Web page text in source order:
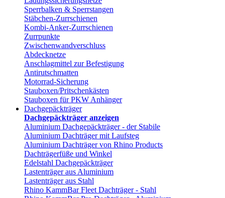
Sperrbalken & Sperrstangen
Stäbchen-Zurrschienen
Kombi-Anker-Zurrschienen
Zurrpunkte
Zwischenwandverschluss
Abdecknetze
Anschlagmittel zur Befestigung
Antirutschmatten
Motorrad-Sicherung
Stauboxen/Pritschenkästen
Stauboxen für PKW Anhänger
Dachgepäckträger
Dachgepäckträger anzeigen
Aluminium Dachgepäckträger - der Stabile
Aluminium Dachträger mit Laufsteg
Aluminium Dachträger von Rhino Products
Dachträgerfüße und Winkel
Edelstahl Dachgepäckträger
Lastenträger aus Aluminium
Lastenträger aus Stahl
Rhino KammBar Fleet Dachträger - Stahl